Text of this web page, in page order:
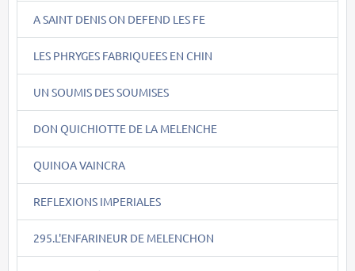
A SAINT DENIS ON DEFEND LES FE
LES PHRYGES FABRIQUEES EN CHIN
UN SOUMIS DES SOUMISES
DON QUICHIOTTE DE LA MELENCHE
QUINOA VAINCRA
REFLEXIONS IMPERIALES
295.L'ENFARINEUR DE MELENCHON